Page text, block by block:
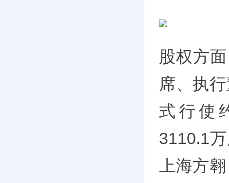
股权方
席、执
式行使
3110.1
上海方